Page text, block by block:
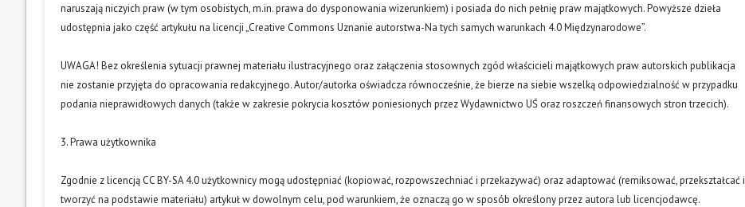
naruszają niczyich praw (w tym osobistych, m.in. prawa do dysponowania wizerunkiem) i posiada do nich pełnię praw majątkowych. Powyższe dzieła
udostępnia jako część artykułu na licencji „Creative Commons Uznanie autorstwa-Na tych samych warunkach 4.0 Międzynarodowe”.
UWAGA! Bez określenia sytuacji prawnej materiału ilustracyjnego oraz załączenia stosownych zgód właścicieli majątkowych praw autorskich publikacja
nie zostanie przyjęta do opracowania redakcyjnego. Autor/autorka oświadcza równocześnie, że bierze na siebie wszelką odpowiedzialność w przypadku
podania nieprawidłowych danych (także w zakresie pokrycia kosztów poniesionych przez Wydawnictwo UŚ oraz roszczeń finansowych stron trzecich).
3. Prawa użytkownika
Zgodnie z licencją CC BY-SA 4.0 użytkownicy mogą udostępniać (kopiować, rozpowszechniać i przekazywać) oraz adaptować (remiksować, przekształcać i
tworzyć na podstawie materiału) artykuł w dowolnym celu, pod warunkiem, że oznaczą go w sposób określony przez autora lub licencjodawcę.